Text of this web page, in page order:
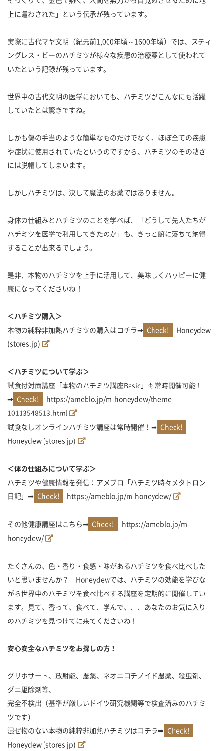
上に遣わされた」という伝承が残っています。
実際に古代マヤ文明（紀元前1,000年頃～1600年頃）では、スティ
ングレス・ビーのハチミツが様々な疾患の治療薬として使われて
いたという記録が残っています。
世界中の古代文明の医学においても、ハチミツがこんなにも活躍
していたとは驚きですね。
しかも傷の手当のような簡単なものだけでなく、ほぼ全ての疾患
や症状に使用されていたというのですから、ハチミツのその凄さ
には脱帽してしまいます。
しかしハチミツは、決して魔法のお薬ではありません。
身体の仕組みとハチミツのことを学べば、「どうして先人たちが
ハチミツを医学で利用してきたのか」も、きっと腑に落ちて納得
することが出来るでしょう。
是非、本物のハチミツを上手に活用して、美味しくハッピーに健
康になってくださいね！
＜ハチミツ購入＞
本物の純粋非加熱ハチミツの購入はコチラ➡
Honeydew
(stores.jp)
＜ハチミツについて学ぶ＞
試食付対面講座「本物のハチミツ講座Basic」も常時開催可能！
➡
https://ameblo.jp/m-honeydew/theme-
10113548513.html
試食なしオンラインハチミツ講座は常時開催！➡
Honeydew (stores.jp)
＜体の仕組みについて学ぶ＞
ハチミツや健康情報を発信：アメブロ「ハチミツ時々メタトロン
日記」➡
https://ameblo.jp/m-honeydew/
その他健康講座はこちら➡
https://ameblo.jp/m-
honeydew/
たくさんの、色・香り・食感・味があるハチミツを食べ比べした
いと思いませんか？ Honeydewでは、ハチミツの効能を学びな
がら世界中のハチミツを食べ比べする講座を定期的に開催してい
ます。見て、香って、食べて、学んで、、、あなたのお気に入り
のハチミツを見つけてに来てくださいね！
安心安全なハチミツをお探しの方！
グリホサート、放射能、農薬、ネオニコチノイド農薬、殺虫剤、
ダニ駆除剤等、
完全不検出（基準が厳しいドイツ研究機関等で検査済みのハチミ
ツです）
混ぜ物のない本物の純粋非加熱ハチミツはコチラ➡
Honeydew (stores.jp)